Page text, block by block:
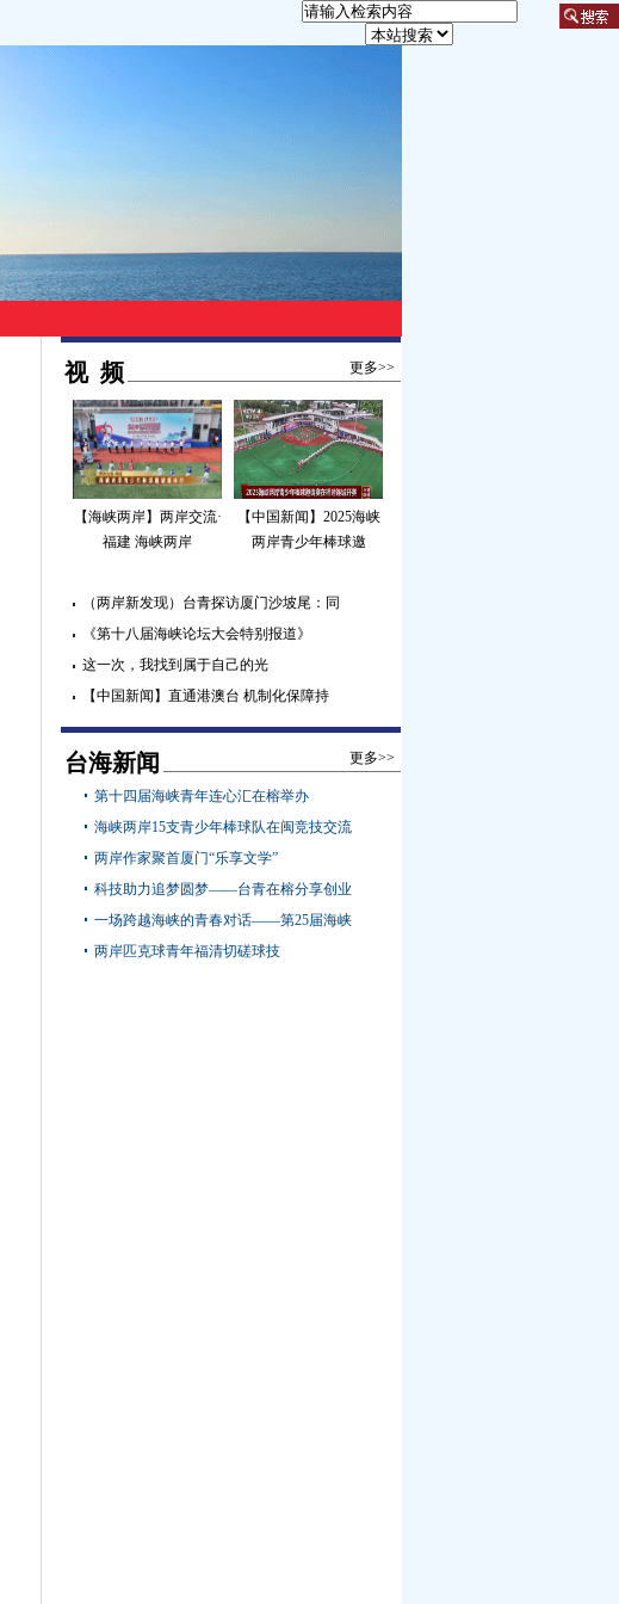
视 频 更多>>
【海峡两岸】两岸交流·
福建 海峡两岸
【中国新闻】2025海峡
两岸青少年棒球邀
（两岸新发现）台青探访厦门沙坡尾：同
《第十八届海峡论坛大会特别报道》
这一次，我找到属于自己的光
【中国新闻】直通港澳台 机制化保障持
台海新闻 更多>>
第十四届海峡青年连心汇在榕举办
海峡两岸15支青少年棒球队在闽竞技交流
两岸作家聚首厦门“乐享文学”
科技助力追梦圆梦——台青在榕分享创业
一场跨越海峡的青春对话——第25届海峡
两岸匹克球青年福清切磋球技